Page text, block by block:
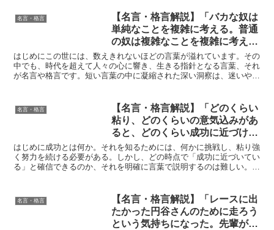
る。」by 安藤百福の深い意味と
得られる教訓
名言・格言
【名言・格言解説】「バカな奴は
単純なことを複雑に考える。普通
の奴は複雑なことを複雑に考え
る。賢い奴は複雑なことを単純に
考える。」by 稲盛和夫の深い意
味と得られる教訓
はじめにこの世には、数えきれないほどの言葉が溢れています。その
中でも、時代を超えて人々の心に響き、生きる指針となる言葉、それ
が名言や格言です。短い言葉の中に凝縮された深い洞察は、迷いや悩
名言・格言
【名言・格言解説】「どのくらい
粘り、どのくらいの意気込みがあ
ると、どのくらい成功に近づけて
いるのかという手応えが分かって
きたような気がします。これを人
に伝えるのはなかなか難しいので
一番近いのでしょうか。」 by 川
口淳一郎の深い意味と得られる教
訓
はじめに成功とは何か。それを知るためには、何かに挑戦し、粘り強
く努力を続ける必要がある。しかし、どの時点で「成功に近づいてい
る」と確信できるのか、それを明確に言葉で説明するのは難しい。こ
名言・格言
【名言・格言解説】「レースに出
たかった円谷さんのために走ろう
という気持ちになった。先輩が築